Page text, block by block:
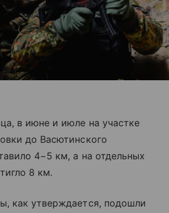
в июне и июле на участке
до Васютинского
4−5 км, а на отдельных
8 км.
как утверждается, подошли